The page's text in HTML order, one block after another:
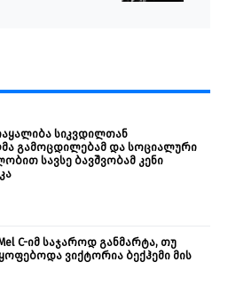
სიკვდილთან
გამოცდილებამ და სოციალური
სავსე ბავშვობამ კენი
C-იმ საჯაროდ განმარტა, თუ
ვიქტორია ბექჰემი მის